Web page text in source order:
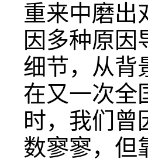
重来中磨出
因多种原因
细节，从背
在又一次全
时，我们曾
数寥寥，但